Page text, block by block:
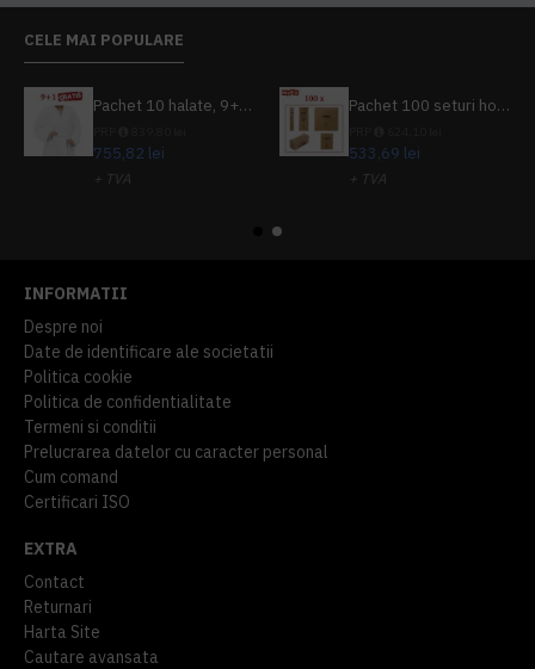
CELE MAI POPULARE
Pachet 10 halate, 9+1 gratuit
755,82 lei
+ TVA
Pachet 100 seturi hoteliere, set dentar, set barbierit, casca de dus, pila unghii, set cusut
533,69 lei
+ TVA
INFORMATII
Despre noi
Date de identificare ale societatii
Politica cookie
Politica de confidentialitate
Termeni si conditii
Prelucrarea datelor cu caracter personal
Cum comand
Certificari ISO
EXTRA
Contact
Returnari
Harta Site
Cautare avansata